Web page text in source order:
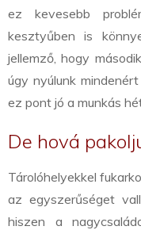
ez kevesebb
kesztyűben is
jellemző, hogy
úgy nyúlunk
ez pont jó a munkás
De hová
Tárolóhelyekkel
az egyszerűséget
hiszen a